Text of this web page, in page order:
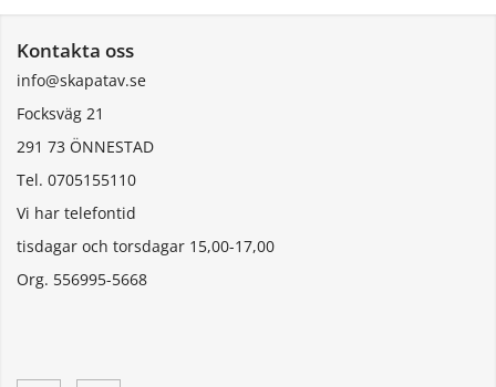
Kontakta oss
info@skapatav.se
Focksväg 21
291 73 ÖNNESTAD
Tel. 0705155110
Vi har telefontid
tisdagar och torsdagar 15,00-17,00
Org. 556995-5668